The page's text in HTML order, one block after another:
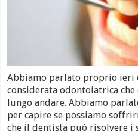
Abbiamo parlato proprio ieri
considerata odontoiatrica
lungo andare. Abbiamo
per capire se possiamo
che il dentista può risolvere i